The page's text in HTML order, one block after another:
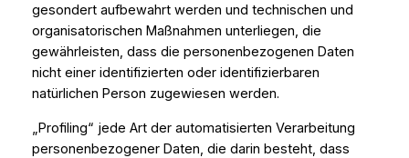
gesondert aufbewahrt werden und technischen und
organisatorischen Maßnahmen unterliegen, die
gewährleisten, dass die personenbezogenen Daten
nicht einer identifizierten oder identifizierbaren
natürlichen Person zugewiesen werden.
„Profiling“ jede Art der automatisierten Verarbeitung
personenbezogener Daten, die darin besteht, dass